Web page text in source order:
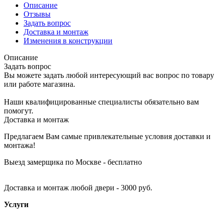
Описание
Отзывы
Задать вопрос
Доставка и монтаж
Изменения в конструкции
Описание
Задать вопрос
Вы можете задать любой интересующий вас вопрос по товару
или работе магазина.
Наши квалифицированные специалисты обязательно вам
помогут.
Доставка и монтаж
Предлагаем Вам самые привлекательные условия доставки и
монтажа!
Выезд замерщика по Москве - бесплатно
Доставка и монтаж любой двери - 3000 руб.
Услуги